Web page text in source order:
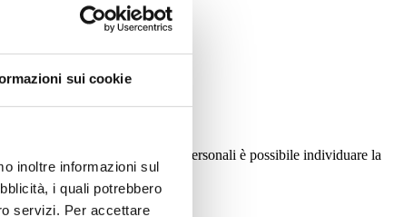
sui cookie
inoltre informazioni sul
i quali potrebbero
servizi. Per accettare
caratteristiche genetiche e personali è possibile individuare la